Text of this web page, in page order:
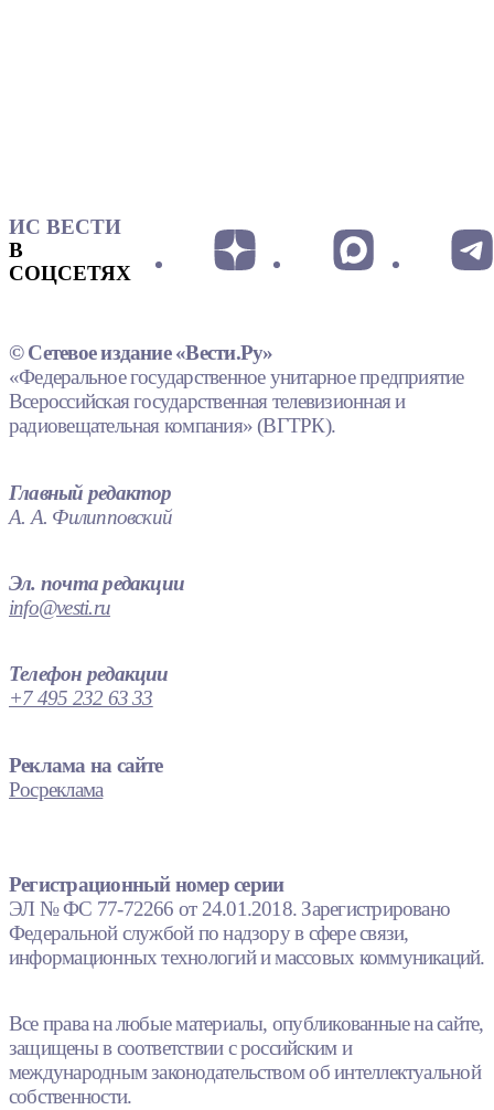
ИС ВЕСТИ
В
СОЦСЕТЯХ
© Сетевое издание «Вести.Ру»
«Федеральное государственное унитарное предприятие
Всероссийская государственная телевизионная и
радиовещательная компания» (ВГТРК).
Главный редактор
А. А. Филипповский
Эл. почта редакции
info@vesti.ru
Телефон редакции
+7 495 232 63 33
Реклама на сайте
Росреклама
Регистрационный номер серии
ЭЛ № ФС 77-72266 от 24.01.2018. Зарегистрировано
Федеральной службой по надзору в сфере связи,
информационных технологий и массовых коммуникаций.
Все права на любые материалы, опубликованные на сайте,
защищены в соответствии с российским и
международным законодательством об интеллектуальной
собственности.